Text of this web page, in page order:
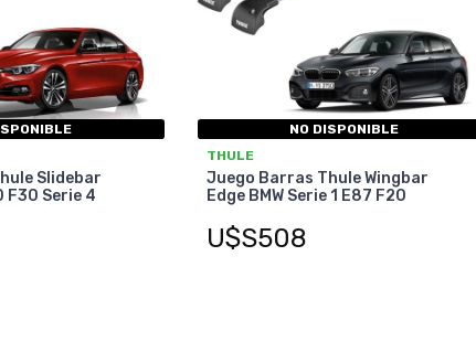
Slidebar
F30 Serie 4
NO DISPONIBLE
THULE
Juego Barras Thule Wingbar
Edge BMW Serie 1 E87 F20
U$S508